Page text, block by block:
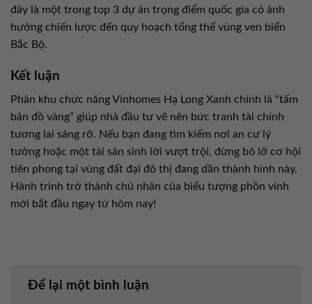
đây là một trong top 3 dự án trọng điểm quốc gia có ảnh
hưởng chiến lược đến quy hoạch tổng thể vùng ven biển
Bắc Bộ.
Kết luận
Phân khu chức năng Vinhomes Hạ Long Xanh chính là “tấm
bản đồ vàng” giúp nhà đầu tư vẽ nên bức tranh tài chính
tương lai sáng rỡ. Nếu bạn đang tìm kiếm nơi an cư lý
tưởng hoặc một tài sản sinh lời vượt trội, đừng bỏ lỡ cơ hội
tiên phong tại vùng đất đại đô thị đang dần thành hình này.
Hành trình trở thành chủ nhân của biểu tượng phồn vinh
mới bắt đầu ngay từ hôm nay!
Để lại một bình luận